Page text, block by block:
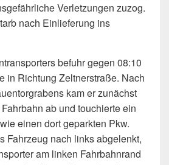
Verletzungen zuzog.
nach Einlieferung ins
befuhr gegen 08:10
in Richtung Zeltnerstraße. Nach
kam er zunächst
ab und touchierte ein
einen dort geparkten Pkw.
Fahrzeug nach links abgelenkt,
am linken Fahrbahnrand